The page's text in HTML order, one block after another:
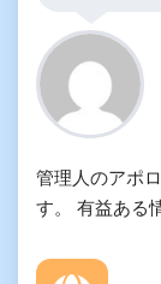
管理人のアポ
す。 有益ある